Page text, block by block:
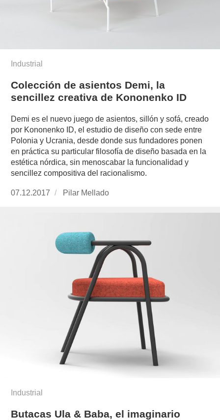
Industrial
Colección de asientos Demi, la
sencillez creativa de Kononenko ID
Demi es el nuevo juego de asientos, sillón y sofá, creado
por Kononenko ID, el estudio de diseño con sede entre
Polonia y Ucrania, desde donde sus fundadores ponen
en práctica su particular filosofía de diseño basada en la
estética nórdica, sin menoscabar la funcionalidad y
sencillez compositiva del racionalismo.
Publicado
07.12.2017
https://www.experimenta.es/author/pilar-
Pilar Mellado
Industrial
Butacas Ula & Baba, el imaginario